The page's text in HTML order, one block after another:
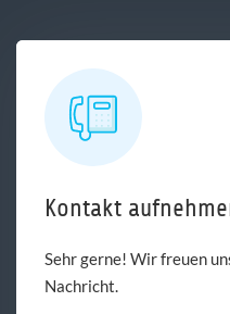
Kontakt
Sehr gerne! Wir freuen
Nachricht.